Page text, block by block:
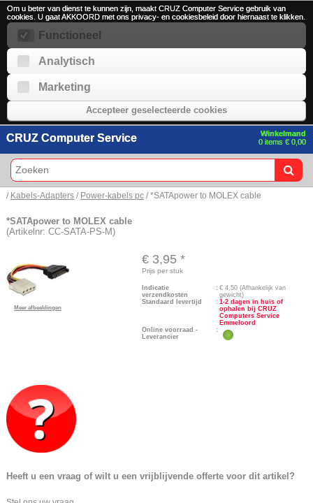
Om u beter van dienst te kunnen zijn, maakt CRUZ Computer Service gebruik van
cookies. U gaat AKKOORD met ons privacy- en cookiesbeleid door hiernaast te klikken.
Functioneel
Analytisch
Marketing
Accepteer geselecteerde cookies
Winkelmand
0 items € 0,00
CRUZ Computer Service
/ Kabels-Adapters / Power-kabels pc / *SATApower to MOLEX cable
*SATApower to MOLEX cable
(Artikelnr: CC-SATA-PS-M)
Meer afbeeldingen
€ 3,95 *
Prijs per stuk
Indicatie
verzendkosten
: € 4,50(Afhankelijk van
gewicht)
Standaard levertijd
: 1-2 dagen in huis of
ophalen bij CRUZ
Computers Service
Emmeloord
Online voorraad -
Leverancier
:
Heeft u een vraag of wilt u een vrijblijvende offerte voor dit artikel?